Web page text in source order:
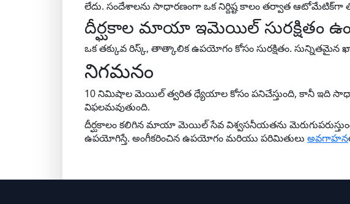
లేదు. సందేశాలను సాధారణంగా ఒక నిర్దిష్ట కాలం తర్వాత ఆటోమేటిక్‌గా
దీర్ఘకాల మాయా ఇమెయిల్ సురక్షితం
ఒక తక్కువ రిస్క్, తాత్కాలిక ఉపయోగం కోసం సురక్షితం.
నిగమనం
10 నిమిషాల మెయిల్ త్వరిత ధ్యేయాల కోసం పనిచేస్తుంది, కానీ ఇది
విఫలమవుతుంది.
దీర్ఘకాలం కలిగిన మాయా మెయిల్ సేవ విశ్వసనీయతను
ఉపయోగిస్తే. అంగీకరించిన ఉపయోగం మరియు పరిమితులు అవగాహన